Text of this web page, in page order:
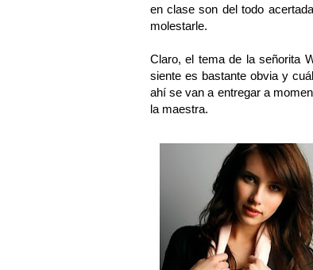
en clase son del todo
molestarle.
Claro, el tema de la señorita
siente es bastante obvia y
ahí se van a entregar a
la maestra.